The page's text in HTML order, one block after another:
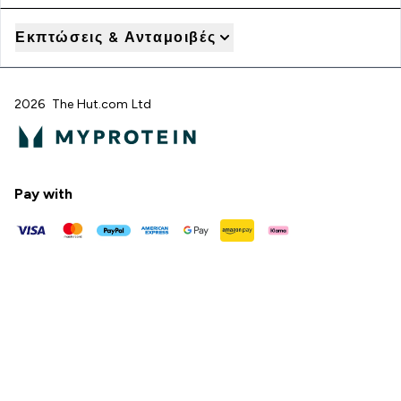
Εκπτώσεις & Ανταμοιβές
2026 The Hut.com Ltd
Pay with